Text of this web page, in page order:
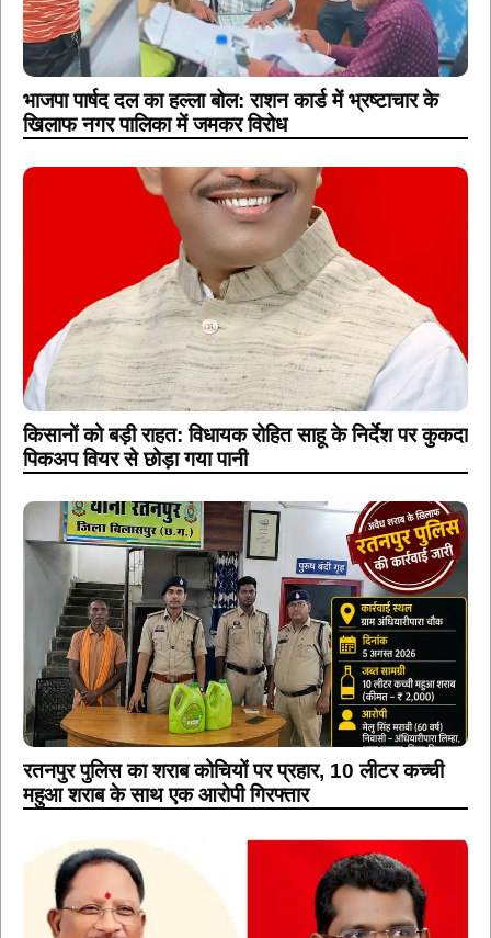
भाजपा पार्षद दल का हल्ला बोल: राशन कार्ड में भ्रष्टाचार के
खिलाफ नगर पालिका में जमकर विरोध
किसानों को बड़ी राहत: विधायक रोहित साहू के निर्देश पर कुकदा
पिकअप वियर से छोड़ा गया पानी
रतनपुर पुलिस का शराब कोचियों पर प्रहार, 10 लीटर कच्ची
महुआ शराब के साथ एक आरोपी गिरफ्तार